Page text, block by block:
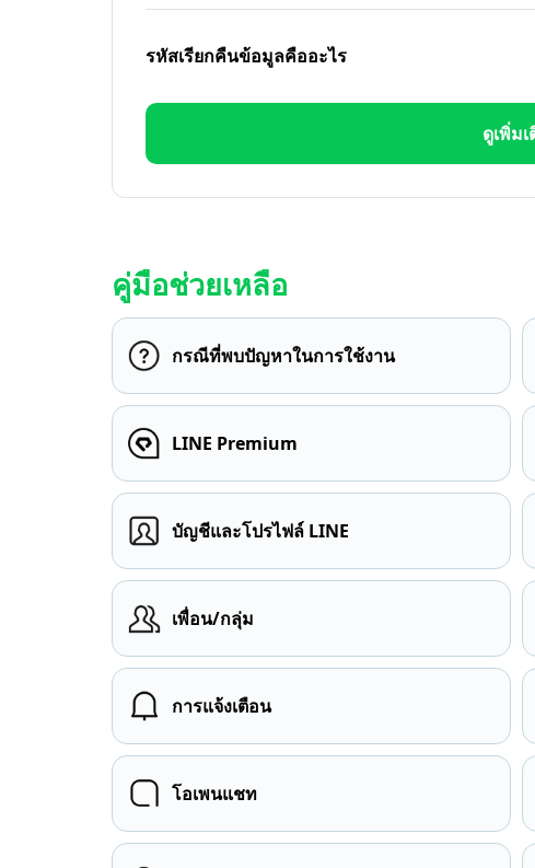
รหัสเรียกคืนข้อมูลคืออะไร
ดูเพิ่ม
คู่มือช่วยเหลือ
กรณีที่พบปัญหาในการใช้งาน
LINE Premium
บัญชีและโปรไฟล์ LINE
เพื่อน/กลุ่ม
การแจ้งเตือน
โอเพนแชท